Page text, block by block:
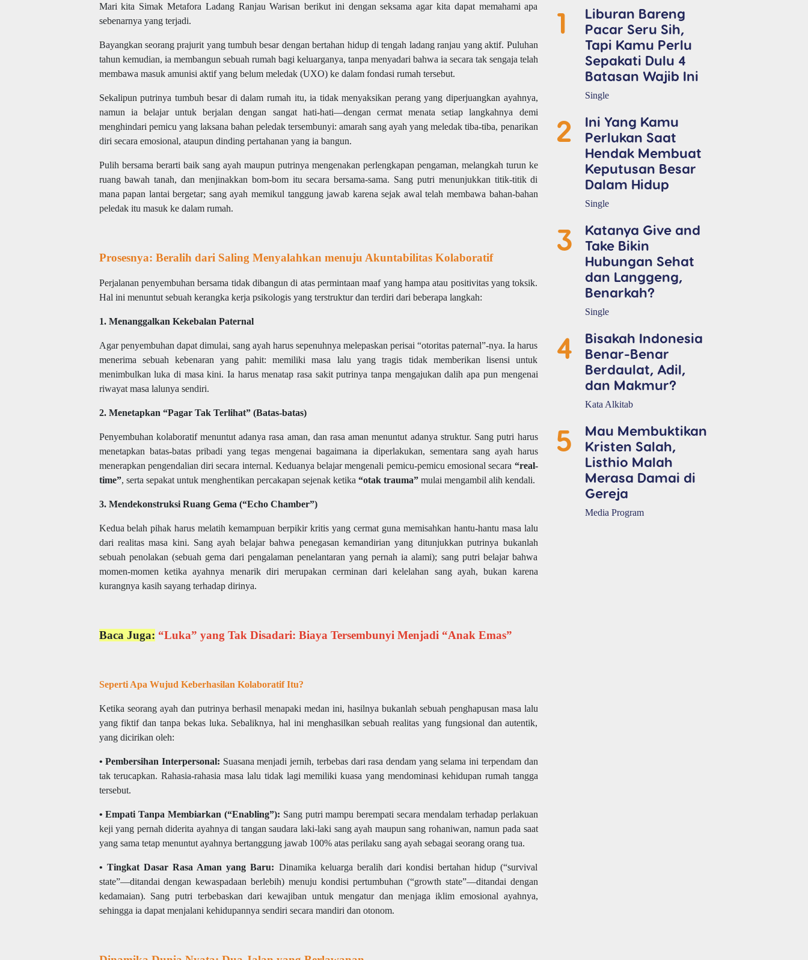
Mari kita Simak Metafora Ladang Ranjau Warisan berikut ini dengan seksama agar kita dapat memahami apa
sebenarnya yang terjadi.
Bayangkan seorang prajurit yang tumbuh besar dengan bertahan hidup di tengah ladang ranjau yang aktif. Puluhan
tahun kemudian, ia membangun sebuah rumah bagi keluarganya, tanpa menyadari bahwa ia secara tak sengaja telah
membawa masuk amunisi aktif yang belum meledak (UXO) ke dalam fondasi rumah tersebut.
Sekalipun putrinya tumbuh besar di dalam rumah itu, ia tidak menyaksikan perang yang diperjuangkan ayahnya,
namun ia belajar untuk berjalan dengan sangat hati-hati—dengan cermat menata setiap langkahnya demi
menghindari pemicu yang laksana bahan peledak tersembunyi: amarah sang ayah yang meledak tiba-tiba, penarikan
diri secara emosional, ataupun dinding pertahanan yang ia bangun.
Pulih bersama berarti baik sang ayah maupun putrinya mengenakan perlengkapan pengaman, melangkah turun ke
ruang bawah tanah, dan menjinakkan bom-bom itu secara bersama-sama. Sang putri menunjukkan titik-titik di
mana papan lantai bergetar; sang ayah memikul tanggung jawab karena sejak awal telah membawa bahan-bahan
peledak itu masuk ke dalam rumah.
Prosesnya: Beralih dari Saling Menyalahkan menuju Akuntabilitas Kolaboratif
Perjalanan penyembuhan bersama tidak dibangun di atas permintaan maaf yang hampa atau positivitas yang toksik.
Hal ini menuntut sebuah kerangka kerja psikologis yang terstruktur dan terdiri dari beberapa langkah:
1. Menanggalkan Kekebalan Paternal
Agar penyembuhan dapat dimulai, sang ayah harus sepenuhnya melepaskan perisai “otoritas paternal”-nya. Ia harus
menerima sebuah kebenaran yang pahit: memiliki masa lalu yang tragis tidak memberikan lisensi untuk
menimbulkan luka di masa kini. Ia harus menatap rasa sakit putrinya tanpa mengajukan dalih apa pun mengenai
riwayat masa lalunya sendiri.
2. Menetapkan “Pagar Tak Terlihat” (Batas-batas)
Penyembuhan kolaboratif menuntut adanya rasa aman, dan rasa aman menuntut adanya struktur. Sang putri harus
menetapkan batas-batas pribadi yang tegas mengenai bagaimana ia diperlakukan, sementara sang ayah harus
menerapkan pengendalian diri secara internal. Keduanya belajar mengenali pemicu-pemicu emosional secara “real-
time”, serta sepakat untuk menghentikan percakapan sejenak ketika “otak trauma”mulai mengambil alih kendali.
3. Mendekonstruksi Ruang Gema (“Echo Chamber”)
Kedua belah pihak harus melatih kemampuan berpikir kritis yang cermat guna memisahkan hantu-hantu masa lalu
dari realitas masa kini. Sang ayah belajar bahwa penegasan kemandirian yang ditunjukkan putrinya bukanlah
sebuah penolakan (sebuah gema dari pengalaman penelantaran yang pernah ia alami); sang putri belajar bahwa
momen-momen ketika ayahnya menarik diri merupakan cerminan dari kelelahan sang ayah, bukan karena
kurangnya kasih sayang terhadap dirinya.
Baca Juga: “Luka” yang Tak Disadari: Biaya Tersembunyi Menjadi “Anak Emas”
Seperti Apa Wujud Keberhasilan Kolaboratif Itu?
Ketika seorang ayah dan putrinya berhasil menapaki medan ini, hasilnya bukanlah sebuah penghapusan masa lalu
yang fiktif dan tanpa bekas luka. Sebaliknya, hal ini menghasilkan sebuah realitas yang fungsional dan autentik,
yang dicirikan oleh:
• Pembersihan Interpersonal: Suasana menjadi jernih, terbebas dari rasa dendam yang selama ini terpendam dan
tak terucapkan. Rahasia-rahasia masa lalu tidak lagi memiliki kuasa yang mendominasi kehidupan rumah tangga
tersebut.
• Empati Tanpa Membiarkan (“Enabling”): Sang putri mampu berempati secara mendalam terhadap perlakuan
keji yang pernah diderita ayahnya di tangan saudara laki-laki sang ayah maupun sang rohaniwan, namun pada saat
yang sama tetap menuntut ayahnya bertanggung jawab 100% atas perilaku sang ayah sebagai seorang orang tua.
• Tingkat Dasar Rasa Aman yang Baru: Dinamika keluarga beralih dari kondisi bertahan hidup (“survival
state”—ditandai dengan kewaspadaan berlebih) menuju kondisi pertumbuhan (“growth state”—ditandai dengan
kedamaian). Sang putri terbebaskan dari kewajiban untuk mengatur dan menjaga iklim emosional ayahnya,
sehingga ia dapat menjalani kehidupannya sendiri secara mandiri dan otonom.
1
Liburan Bareng
Pacar Seru Sih,
Tapi Kamu Perlu
Sepakati Dulu 4
Batasan Wajib Ini
Single
2
Ini Yang Kamu
Perlukan Saat
Hendak Membuat
Keputusan Besar
Dalam Hidup
Single
3
Katanya Give and
Take Bikin
Hubungan Sehat
dan Langgeng,
Benarkah?
Single
4
Bisakah Indonesia
Benar-Benar
Berdaulat, Adil,
dan Makmur?
Kata Alkitab
5
Mau Membuktikan
Kristen Salah,
Listhio Malah
Merasa Damai di
Gereja
Media Program